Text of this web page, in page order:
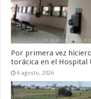
Por primera vez
torácica en el Hospital
6 agosto, 2026